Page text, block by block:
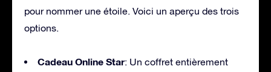
pour nommer une étoile. Voici un aperçu des trois
options.
Cadeau Online Star: Un coffret entièrement